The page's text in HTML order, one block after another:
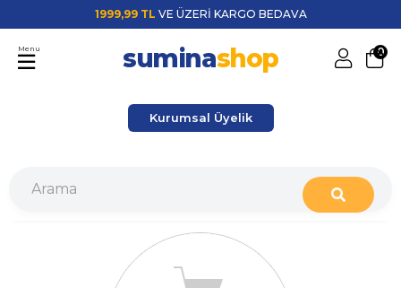
1999,99 TL VE ÜZERİ KARGO BEDAVA
suminashop 0
Menu
Kurumsal Üyelik